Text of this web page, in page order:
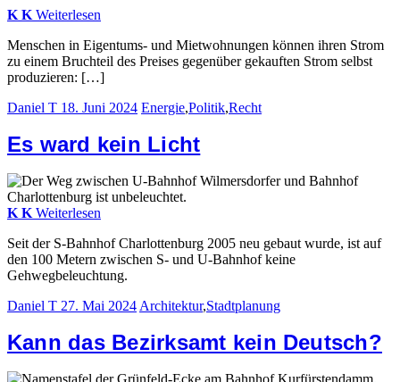
K K Weiterlesen
Menschen in Eigentums- und Mietwohnungen können ihren Strom
zu einem Bruchteil des Preises gegenüber gekauften Strom selbst
produzieren: […]
Daniel T 18. Juni 2024 Energie,Politik,Recht
Es ward kein Licht
K K Weiterlesen
Seit der S-Bahnhof Charlottenburg 2005 neu gebaut wurde, ist auf
den 100 Metern zwischen S- und U-Bahnhof keine
Gehwegbeleuchtung.
Daniel T 27. Mai 2024 Architektur,Stadtplanung
Kann das Bezirksamt kein Deutsch?